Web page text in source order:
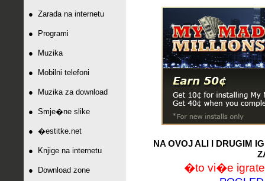
● Zarada na internetu
● Programi
● Muzika
● Mobilni telefoni
● Muzika za download
● Smje�ne slike
● �estitke.net
● Knjige na internetu
● Download zone
NA OVOJ ALI I DRUGIM
�to vi�e